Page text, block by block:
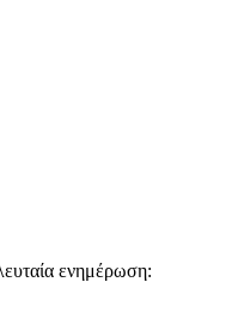
ενημέρωση: